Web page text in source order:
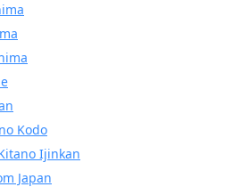
Kodo
Ijinkan
Japan